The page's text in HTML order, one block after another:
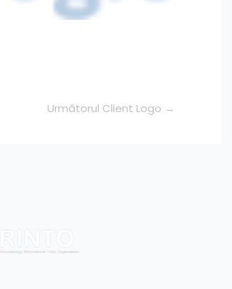
Următorul Client Logo →